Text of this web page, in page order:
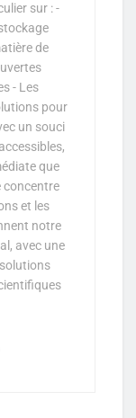
sur : -
de
- Les
pour
un souci
que
concentre
et les
notre
avec une